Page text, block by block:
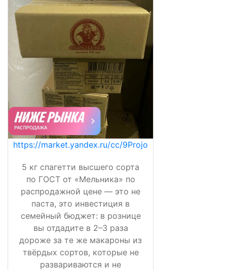
https://market.yandex.ru/cc/9Projo
5 кг спагетти высшего сорта
по ГОСТ от «Мельника» по
распродажной цене — это не
паста, это инвестиция в
семейный бюджет: в рознице
вы отдадите в 2–3 раза
дороже за те же макароны из
твёрдых сортов, которые не
развариваются и не